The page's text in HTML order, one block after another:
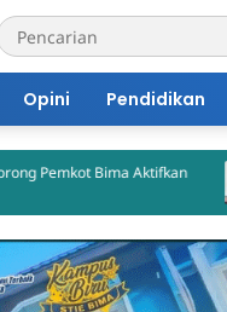
Opini Pendidikan
Aktifkan
PKH
Cair